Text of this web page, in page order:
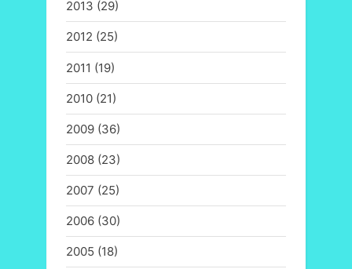
2013 (29)
2012 (25)
2011 (19)
2010 (21)
2009 (36)
2008 (23)
2007 (25)
2006 (30)
2005 (18)